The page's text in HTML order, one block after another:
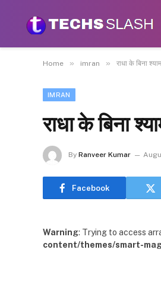
Home » imran » राधा के बिना
IMRAN
राधा के बिना
By Ranveer Kumar
Facebook
Warning: Trying to access
content/themes/smart-